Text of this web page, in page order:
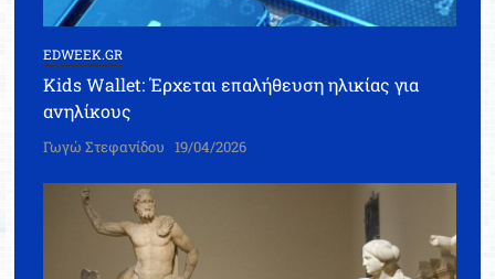
EDWEEK.GR
Kids Wallet: Έρχεται επαλήθευση ηλικίας για
ανηλίκους
Γωγώ Στεφανίδου 19/04/2026